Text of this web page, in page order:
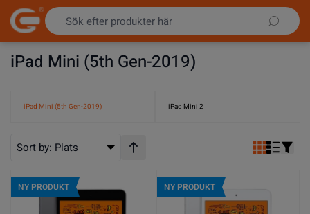
Hoppa till innehållet
iPad Mini (5th Gen-2019)
iPad Mini (5th Gen-2019) iPad Mini 2
Sort by: Plats Stigande ordning
NY PRODUKT NY PRODUKT